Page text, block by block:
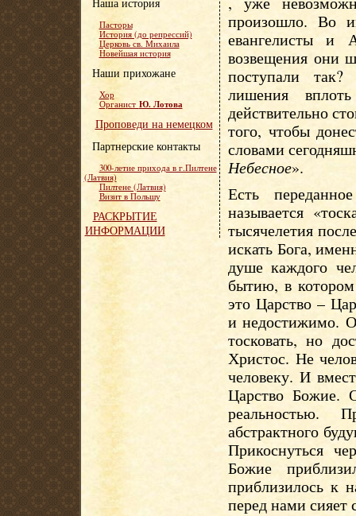
произошло. Во
евангелисты и
возвещения они
поступали
лишения
действительно
того, чтобы
словами
Небесное».
Есть
называется
тысячелетия
искать Бога,
душе каждого
бытию, в
это Царство –
и недостижимо.
тосковать, но
Христос. Не
человеку. И
Царство Божие.
реальностью.
абстрактного
Прикоснуться
Божие
приблизилось к
перед нами сияет
Пасторы
История (до репрессий)
Церковь св. Михаила
Новейшая история
Наши прихожане
Хор
Органист Ю. Лотова
Проповеди на немецком
Партнерские контакты
300-летие прихода в г.Пилтене
(Латвия)
Пилтене (Латвия)
Визит в Польшу
РАСКРЫТИЕ
ИНФОРМАЦИИ